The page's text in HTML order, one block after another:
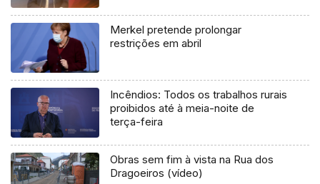
Merkel pretende prolongar
restrições em abril
Incêndios: Todos os trabalhos rurais
proibidos até à meia-noite de
terça-feira
Obras sem fim à vista na Rua dos
Dragoeiros (vídeo)